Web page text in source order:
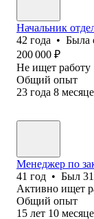
Начальник
42 года • Была
200 000 ₽
Не ищет работу
Общий опыт
23 года 8
Менеджер по
41 год • Был
Активно ищет
Общий опыт
15 лет 10